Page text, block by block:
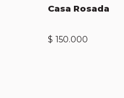
Casa Rosada
$ 150.000